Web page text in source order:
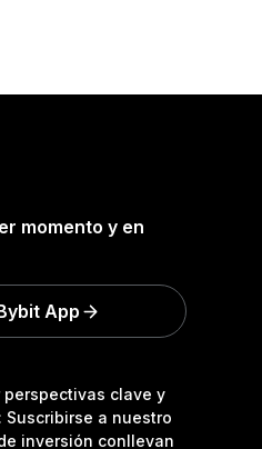
perspectivas clave y
a nuestro
inversión conllevan
momento y en
App